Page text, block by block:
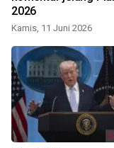
2026
Kamis, 11 Juni 2026